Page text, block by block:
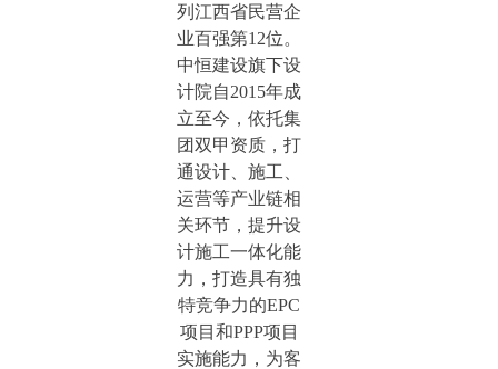
列江西省民营企
业百强第12位。
中恒建设旗下设
计院自2015年成
立至今，依托集
团双甲资质，打
通设计、施工、
运营等产业链相
关环节，提升设
计施工一体化能
力，打造具有独
特竞争力的EPC
项目和PPP项目
实施能力，为客